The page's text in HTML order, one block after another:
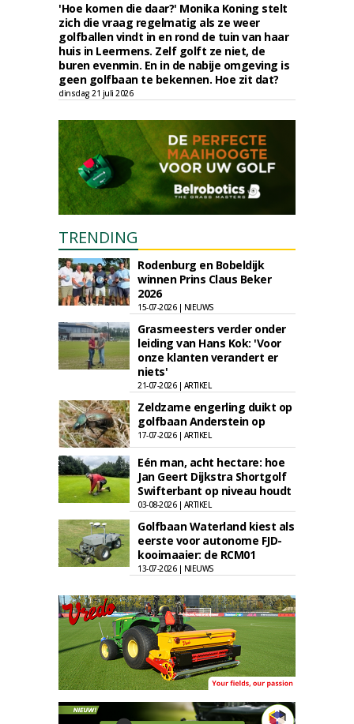
'Hoe komen die daar?' Monika Koning stelt
zich die vraag regelmatig als ze weer
golfballen vindt in en rond de tuin van haar
huis in Leermens. Zelf golft ze niet, de
buren evenmin. En in de nabije omgeving is
geen golfbaan te bekennen. Hoe zit dat?
dinsdag 21 juli 2026
TRENDING
Rodenburg en Bobeldijk
winnen Prins Claus Beker
2026
15-07-2026 | NIEUWS
Grasmeesters verder onder
leiding van Hans Kok: 'Voor
onze klanten verandert er
niets'
21-07-2026 | ARTIKEL
Zeldzame engerling duikt op
golfbaan Anderstein op
17-07-2026 | ARTIKEL
Eén man, acht hectare: hoe
Jan Geert Dijkstra Shortgolf
Swifterbant op niveau houdt
03-08-2026 | ARTIKEL
Golfbaan Waterland kiest als
eerste voor autonome FJD-
kooimaaier: de RCM01
13-07-2026 | NIEUWS